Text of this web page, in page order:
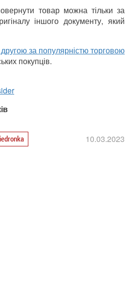
товар можна тільки за
іншогодокументу, який
за популярністю торговою
покупців.
10.03.2023